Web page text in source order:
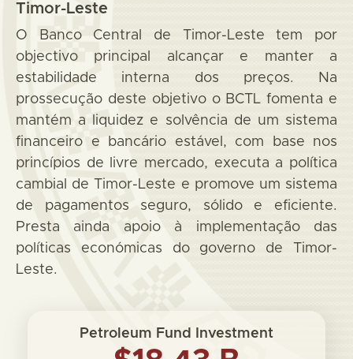
Timor-Leste
O Banco Central de Timor-Leste tem por
objectivo principal alcançar e manter a
estabilidade interna dos preços. Na
prossecução deste objetivo o BCTL fomenta e
mantém a liquidez e solvência de um sistema
financeiro e bancário estável, com base nos
princípios de livre mercado, executa a política
cambial de Timor-Leste e promove um sistema
de pagamentos seguro, sólido e eficiente.
Presta ainda apoio à implementação das
políticas económicas do governo de Timor-
Leste.
Petroleum Fund Investment